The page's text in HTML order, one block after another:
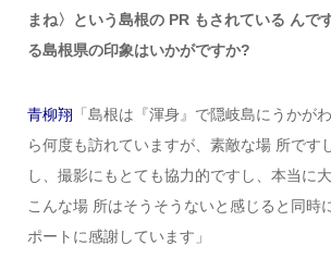
まね〉という島根の PR もされている んで
る島根県の印象はいかがですか?
青柳翔 「島根は『渾身』で隠岐島にうかが
ら何度も訪れていますが、素敵な場 所です
し、撮影にもとても協力的ですし、本当に
こんな場 所はそうそうないと感じると同時
ポートに感謝しています」